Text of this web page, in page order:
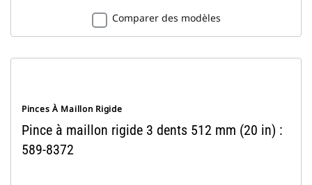
Comparer des modèles
Pinces À Maillon Rigide
Pince à maillon rigide 3 dents 512 mm (20 in) :
589-8372